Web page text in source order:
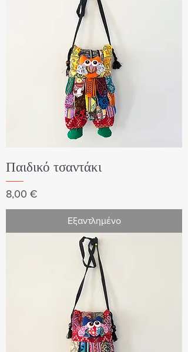
Παιδικό τσαντάκι
Τιμή
8,00 €
Εξαντλημένο